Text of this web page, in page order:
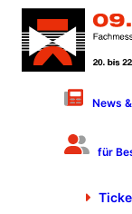
News
für